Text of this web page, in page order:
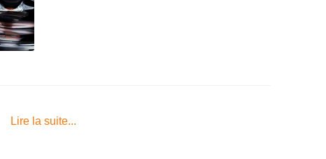
Lire la suite...